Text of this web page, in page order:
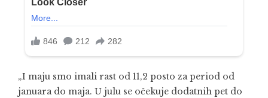
„I maju smo imali rast od 11,2 posto za period od
januara do maja. U julu se očekuje dodatnih pet do